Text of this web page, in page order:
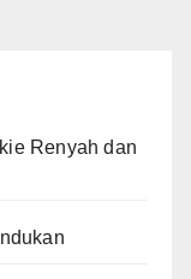
Renyah dan